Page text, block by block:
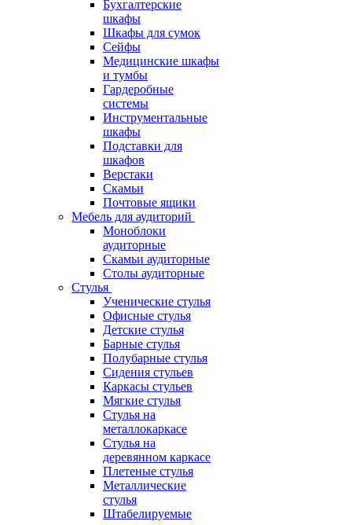
Бухгалтерские
шкафы
Шкафы для сумок
Сейфы
Медицинские шкафы
и тумбы
Гардеробные
системы
Инструментальные
шкафы
Подставки для
шкафов
Верстаки
Скамьи
Почтовые ящики
Мебель для аудиторий
Моноблоки
аудиторные
Скамьи аудиторные
Столы аудиторные
Стулья
Ученические стулья
Офисные стулья
Детские стулья
Барные стулья
Полубарные стулья
Сидения стульев
Каркасы стульев
Мягкие стулья
Стулья на
металлокаркасе
Стулья на
деревянном каркасе
Плетеные стулья
Металлические
стулья
Штабелируемые